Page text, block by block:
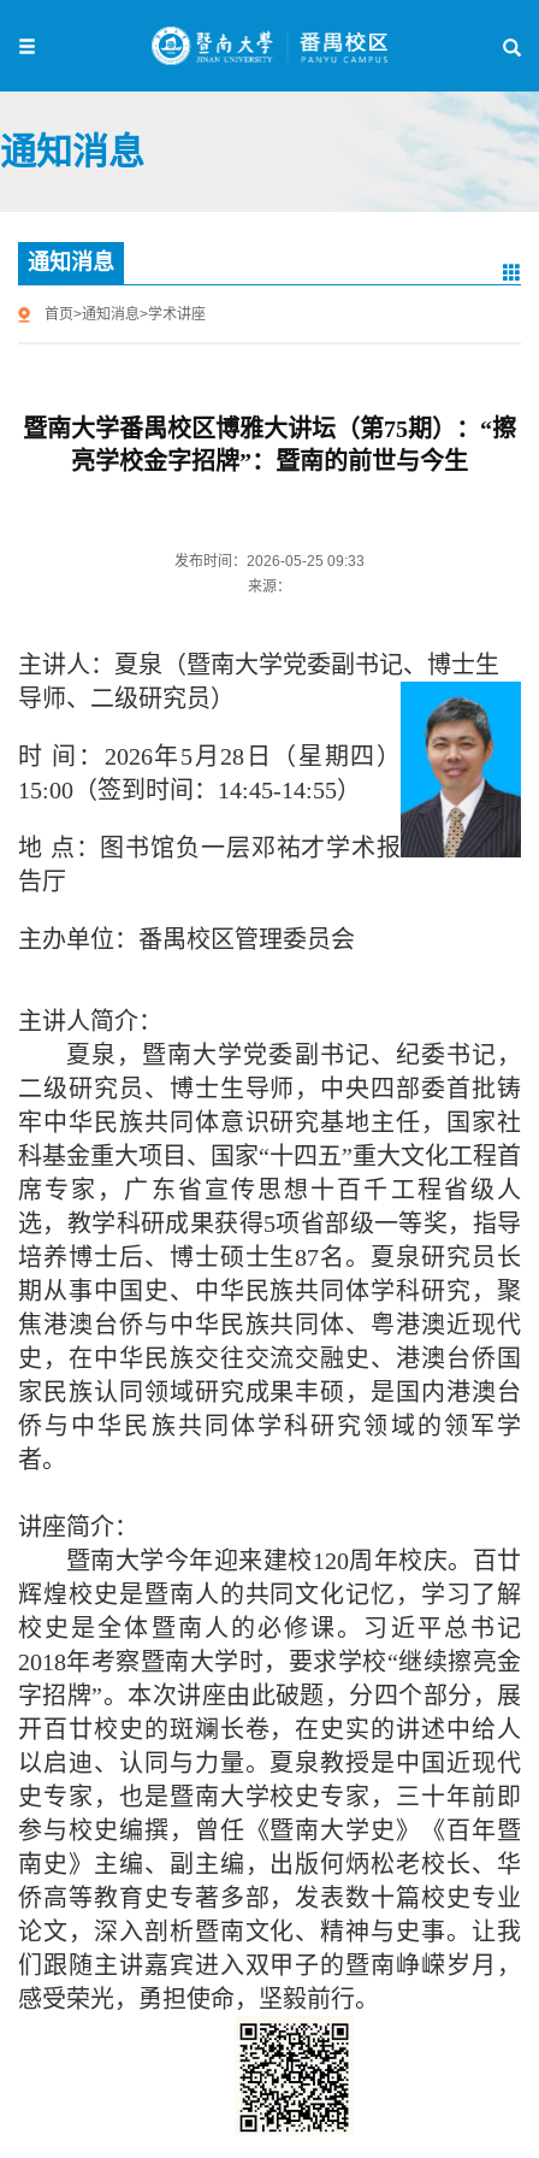
通知消息
通知消息
首页>通知消息>学术讲座
暨南大学番禺校区博雅大讲坛（第75期）：“擦
亮学校金字招牌”：暨南的前世与今生
发布时间：2026-05-25 09:33
来源：
主讲人：夏泉（暨南大学党委副书记、博士生
导师、二级研究员）
时 间： 2026年5月28日（星期四）
15:00（签到时间：14:45-14:55）
地 点：
图书馆负一层邓祐才学术报
告厅
主办单位：番禺校区管理委员会
主讲人简介：
夏泉，暨南大学党委副书记、纪委书记，
二级研究员、博士生导师，中央四部委首批铸
牢中华民族共同体意识研究基地主任，国家社
科基金重大项目、国家“十四五”重大文化工程首
席专家，广东省宣传思想十百千工程省级人
选，教学科研成果获得5项省部级一等奖，指导
培养博士后、博士硕士生87名。夏泉研究员长
期从事中国史、中华民族共同体学科研究，聚
焦港澳台侨与中华民族共同体、粤港澳近现代
史，在中华民族交往交流交融史、港澳台侨国
家民族认同领域研究成果丰硕，是国内港澳台
侨与中华民族共同体学科研究领域的领军学
者。
讲座简介：
暨南大学今年迎来建校120周年校庆。百廿
辉煌校史是暨南人的共同文化记忆，学习了解
校史是全体暨南人的必修课。习近平总书记
2018年考察暨南大学时，要求学校“继续擦亮金
字招牌”。本次讲座由此破题，分四个部分，展
开百廿校史的斑斓长卷，在史实的讲述中给人
以启迪、认同与力量。夏泉教授是中国近现代
史专家，也是暨南大学校史专家，三十年前即
参与校史编撰，曾任《暨南大学史》《百年暨
南史》主编、副主编，出版何炳松老校长、华
侨高等教育史专著多部，发表数十篇校史专业
论文，深入剖析暨南文化、精神与史事。让我
们跟随主讲嘉宾进入双甲子的暨南峥嵘岁月，
感受荣光，勇担使命，坚毅前行。